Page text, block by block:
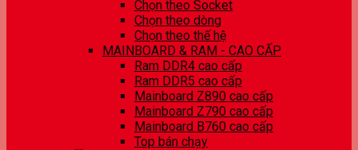
Chọn theo Socket
Chọn theo dòng
Chọn theo thế hệ
MAINBOARD & RAM - CAO CẤP
Ram DDR4 cao cấp
Ram DDR5 cao cấp
Mainboard Z890 cao cấp
Mainboard Z790 cao cấp
Mainboard B760 cao cấp
Top bán chạy